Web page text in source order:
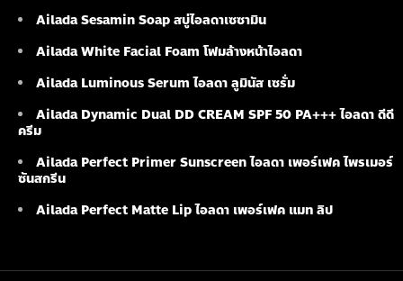
Ailada Sesamin Soapสบู่ไอลดาเซซามิน
Ailada White Facial Foamโฟมล้างหน้าไอลดา
Ailada Luminous Serumไอลดา ลูมินัส เซรั่ม
Ailada Dynamic Dual DD CREAM SPF 50 PA+++ ไอลดา ดีดี
ครีม
Ailada Perfect Primer Sunscreen ไอลดา เพอร์เฟค ไพรเมอร์
ซันสกรีน
Ailada Perfect Matte Lip ไอลดา เพอร์เฟค แมท ลิป